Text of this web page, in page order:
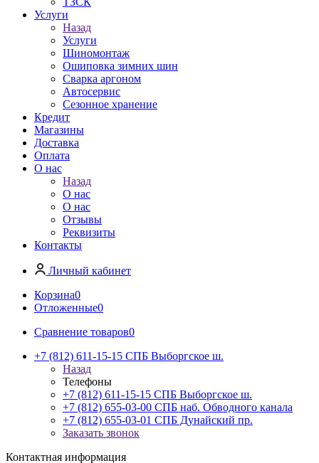
Услуги
Назад
Услуги
Шиномонтаж
Ошиповка зимних шин
Сварка аргоном
Автосервис
Сезонное хранение
Кредит
Магазины
Доставка
Оплата
О нас
Назад
О нас
О нас
Отзывы
Реквизиты
Контакты
Личный кабинет
Корзина0
Отложенные0
Сравнение товаров0
+7 (812) 611-15-15 СПБ Выборгское ш.
Назад
Телефоны
+7 (812) 611-15-15 СПБ Выборгское ш.
+7 (812) 655-03-00 СПБ наб. Обводного канала
+7 (812) 655-03-01 СПБ Дунайский пр.
Заказать звонок
Контактная информация